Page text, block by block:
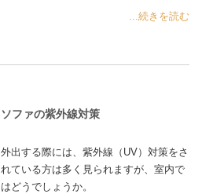
...続きを読む
ソファの紫外線対策
外出する際には、紫外線（UV）対策をさ
れている方は多く見られますが、室内で
はどうでしょうか。